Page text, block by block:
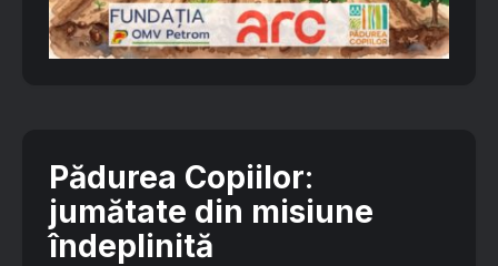
Pădurea Copiilor:
jumătate din misiune
îndeplinită